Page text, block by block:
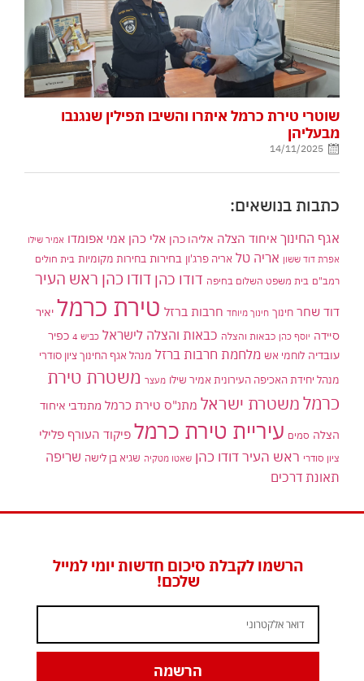
שוטרי טירת כרמל איתרו והשיבו תפילין שנגנבו
מבעליהן
14/11/2025
כתבות בנושאים:
אגף החינוך איחוד הצלה אליהו כהן אלי כהן אמי אפומדו אמיר שילו
אפרת דוד ששון אריה טל אריה פרג'ון בחירות בחירות מקומיות בית חולים
רמב"ם בית משפט השלום בחיפה דודו כהן דודו כהן ראש העיר
דוד שחר חינוך חינוך מיוחד חרבות ברזל טירת כרמל יאיר
סיידה יוסף כהן כבאות והצלה כבאות והצלה לישראל כביש 4
כפיר
עובדיה לוחמי אש מלחמת חרבות ברזל מנהל אגף החינוך ציון סודרי
מנהל יחידת האכיפה העירונית אמיר שילו מעצר משטרת טירת
כרמלמשטרת ישראל מתנ"ס טירת כרמל מתנדבי איחוד
הצלה סמים עיריית טירת כרמל פיקוד העורף פלילי
ציון סודרי ראש העיר דודו כהן שאטו מטקיה שגיא בן לישה שריפה
תאונת דרכים
הרשמו לקבלת סיכום חדשות יומי למייל
שלכם!
הרשמה